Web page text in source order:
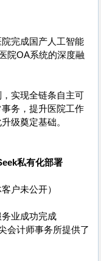
完成国产人工智能
院OA系统的深度融
实现全链条自主可
务，提升医院工作
级奠定基础。
私有化部署
户未公开）
业成功完成
会计师事务所提供了